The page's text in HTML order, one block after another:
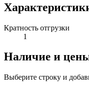
Кратность отгрузки
1
Наличие и
Выберите строку и